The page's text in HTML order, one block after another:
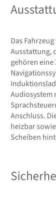
Das
Ausstattung,
gehören
Audiosystem
Anschluss.
heizbar
Scheiben